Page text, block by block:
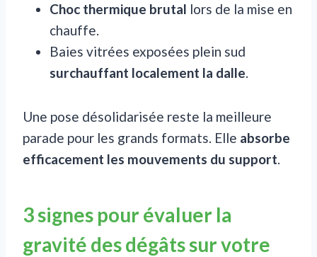
Choc thermique brutal lors de la mise en
chauffe.
Baies vitrées exposées plein sud
surchauffant localement la dalle.
Une pose désolidarisée reste la meilleure
parade pour les grands formats. Elle absorbe
efficacement les mouvements du support.
3 signes pour évaluer la
gravité des dégâts sur votre